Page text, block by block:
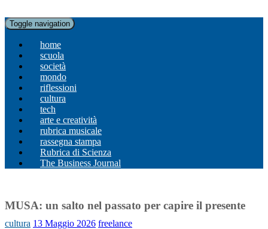
Toggle navigation
home
scuola
società
mondo
riflessioni
cultura
tech
arte e creatività
rubrica musicale
rassegna stampa
Rubrica di Scienza
The Business Journal
MUSA: un salto nel passato per capire il presente
cultura 13 Maggio 2026 freelance